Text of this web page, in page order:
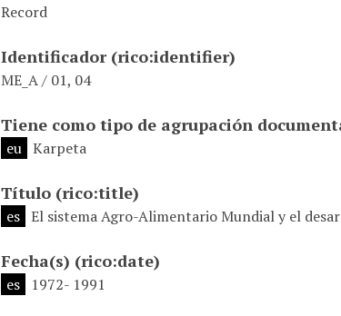
Record
Identificador (rico:identifier)
ME_A / 01, 04
Tiene como tipo de agrupación
eu Karpeta
Título (rico:title)
es El sistema Agro-Alimentario Mundial y el
Fecha(s) (rico:date)
es 1972- 1991